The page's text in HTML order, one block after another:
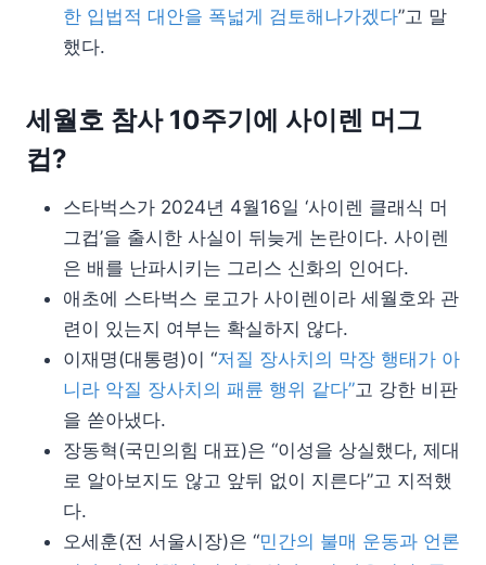
한 입법적 대안을 폭넓게 검토해나가겠다”고 말
했다.
세월호 참사 10주기에 사이렌 머그
컵?
스타벅스가 2024년 4월16일 ‘사이렌 클래식 머
그컵’을 출시한 사실이 뒤늦게 논란이다. 사이렌
은 배를 난파시키는 그리스 신화의 인어다.
애초에 스타벅스 로고가 사이렌이라 세월호와 관
련이 있는지 여부는 확실하지 않다.
이재명(대통령)이 “저질 장사치의 막장 행태가 아
니라 악질 장사치의 패륜 행위 같다”고 강한 비판
을 쏟아냈다.
장동혁(국민의힘 대표)은 “이성을 상실했다, 제대
로 알아보지도 않고 앞뒤 없이 지른다”고 지적했
다.
오세훈(전 서울시장)은 “민간의 불매 운동과 언론